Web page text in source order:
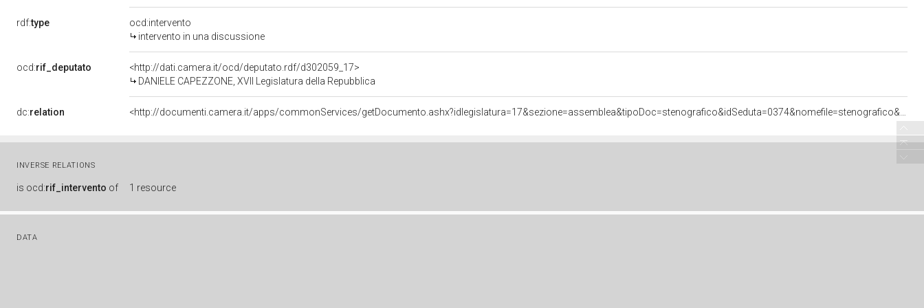
rdf:type
ocd:intervento
intervento in una discussione
ocd:rif_deputato
<http://dati.camera.it/ocd/deputato.rdf/d302059_17>
DANIELE CAPEZZONE, XVII Legislatura della Repubblica
dc:relation
INVERSE RELATIONS
is ocd:rif_intervento of 1 resource
DATA